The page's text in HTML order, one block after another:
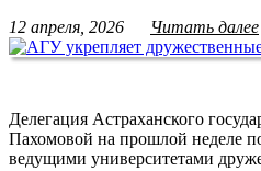
12 апреля, 2026
Читать далее
Делегация Астраханского
Пахомовой на прошлой неделе
ведущими университетами